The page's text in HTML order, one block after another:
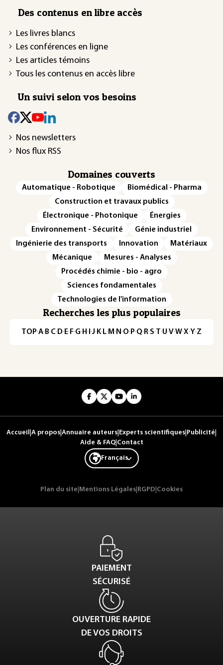
Des contenus en libre accès
Les livres blancs
Les conférences en ligne
Les articles témoins
Tous les contenus en accès libre
Un suivi selon vos besoins
Nos newsletters
Nos flux RSS
Domaines couverts
Automatique - Robotique
Biomédical - Pharma
Construction et travaux publics
Électronique - Photonique
Énergies
Environnement - Sécurité
Génie industriel
Ingénierie des transports
Innovation
Matériaux
Mécanique
Mesures - Analyses
Procédés chimie - bio - agro
Sciences fondamentales
Technologies de l'information
Recherches les plus populaires
TOP·A·B·C· D· E· F·G· H · ·J· K· L· M · N ·O· P·Q· R·S·T·U·V·W·X·Y·Z
Accueil A propos Annuaire auteurs Experts scientifiques Publicité
Aide & FAQ| Contact
Français
Plan du site Mentions Légales RGPD Cookies
PAIEMENT
SÉCURISÉ
OUVERTURE RAPIDE
DE VOS DROITS